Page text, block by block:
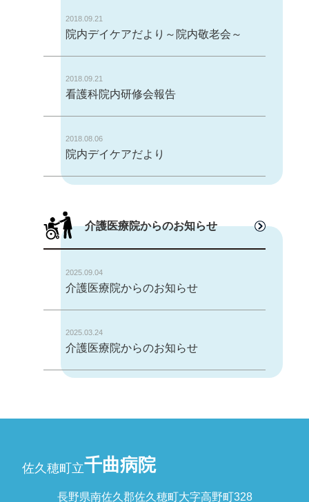
2018.09.21
院内デイケアだより～院内敬老会～
2018.09.21
看護科院内研修会報告
2018.08.06
院内デイケアだより
介護医療院からのお知らせ
2025.09.04
介護医療院からのお知らせ
2025.03.24
介護医療院からのお知らせ
佐久穂町立千曲病院
長野県南佐久郡佐久穂町大字高野町328